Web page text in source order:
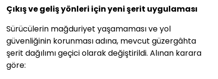
Çıkış ve geliş yönleri için yeni şerit uygulaması
Sürücülerin mağduriyet yaşamaması ve yol
güvenliğinin korunması adına, mevcut güzergâhta
şerit dağılımı geçici olarak değiştirildi. Alınan karara
göre: